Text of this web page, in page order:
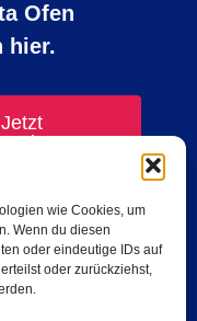
wie Cookies, um
Wenn du diesen
oder eindeutige IDs auf
oder zurückziehst,
Ofen
hier.
Jetzt